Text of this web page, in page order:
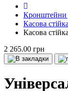
Кронштейни
Касова стійка
Касова
2 265.00 грн